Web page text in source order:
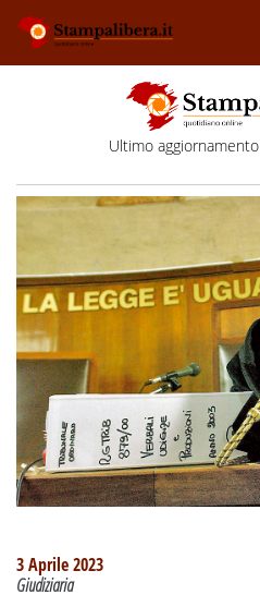
Ultimo aggiornamento
3 Aprile 2023
Giudiziaria